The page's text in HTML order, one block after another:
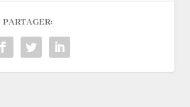
PARTAGER: